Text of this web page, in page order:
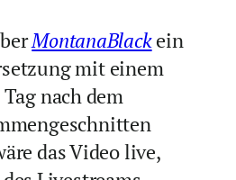
MontanaBlackein
mit einem
nach dem
das Video live,